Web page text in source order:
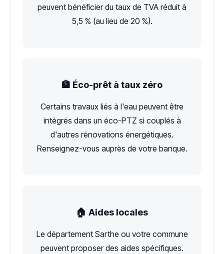
peuvent bénéficier du taux de TVA réduit à
5,5 % (au lieu de 20 %).
🏦 Éco-prêt à taux zéro
Certains travaux liés à l'eau peuvent être
intégrés dans un éco-PTZ si couplés à
d'autres rénovations énergétiques.
Renseignez-vous auprès de votre banque.
🏠 Aides locales
Le département Sarthe ou votre commune
peuvent proposer des aides spécifiques.